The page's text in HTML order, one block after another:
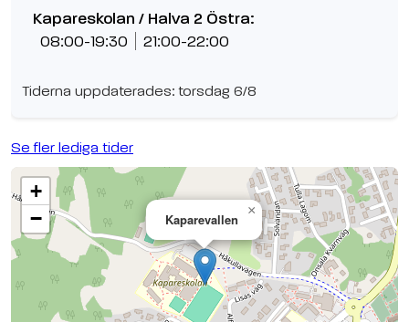
Kapareskolan / Halva 2 Östra:
08:00-19:30 21:00-22:00
Tiderna uppdaterades: torsdag 6/8
Se fler lediga tider
Kaparevallen
×
+
−